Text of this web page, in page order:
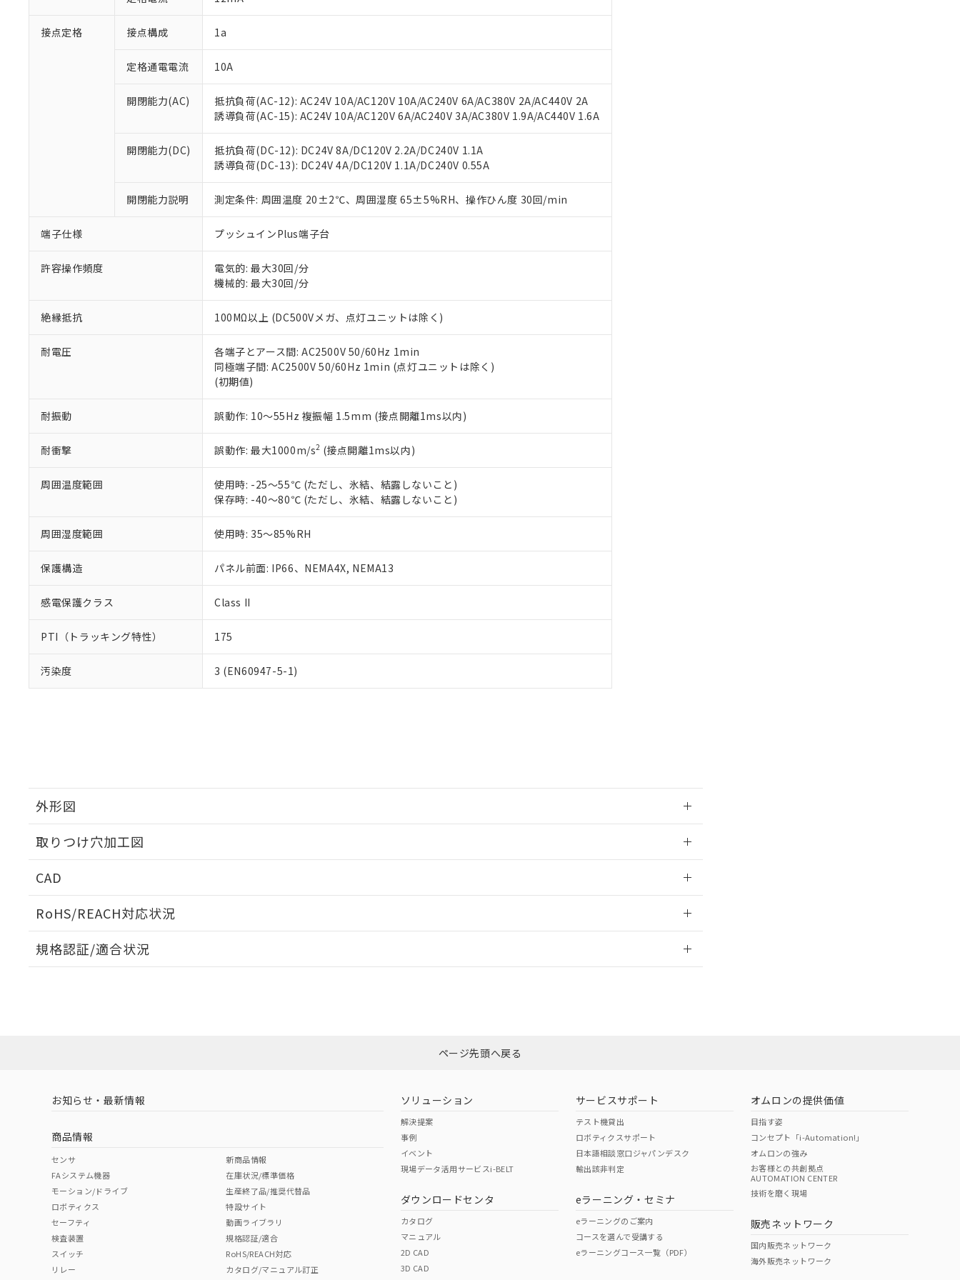
接点定格 接点構成 1a
定格通電電流 10A
開閉能力(AC)
抵抗負荷(AC-12): AC24V 10A/AC120V 10A/AC240V 6A/AC380V 2A/AC440V 2A
誘導負荷(AC-15): AC24V 10A/AC120V 6A/AC240V 3A/AC380V 1.9A/AC440V 1.6A
開閉能力(DC)
抵抗負荷(DC-12): DC24V 8A/DC120V 2.2A/DC240V 1.1A
誘導負荷(DC-13): DC24V 4A/DC120V 1.1A/DC240V 0.55A
開閉能力説明 測定条件: 周囲温度 20±2℃、周囲湿度 65±5%RH、操作ひん度 30回/min
端子仕様 プッシュインPlus端子台
許容操作頻度
電気的: 最大30回/分
機械的: 最大30回/分
絶縁抵抗 100MΩ以上 (DC500Vメガ、点灯ユニットは除く)
耐電圧
各端子とアース間: AC2500V 50/60Hz 1min
同極端子間: AC2500V 50/60Hz 1min (点灯ユニットは除く)
(初期値)
耐振動 誤動作: 10～55Hz 複振幅 1.5mm (接点開離1ms以内)
耐衝撃 誤動作: 最大1000m/s2 (接点開離1ms以内)
周囲温度範囲
使用時: -25～55℃ (ただし、氷結、結露しないこと)
保存時: -40～80℃ (ただし、氷結、結露しないこと)
周囲湿度範囲 使用時: 35～85%RH
保護構造 パネル前面: IP66、NEMA4X, NEMA13
感電保護クラス Class II
PTI（トラッキング特性） 175
汚染度 3 (EN60947-5-1)
外形図
取りつけ穴加工図
CAD
RoHS/REACH対応状況
EU RoHS 注意事項・凡例
ダウンロードはこちら
中国 RoHS 注意事項・凡例
中国 RoHS表
Pb Hg Cr(VI)
O O
規格認証/適合状況
本サービスは、当社制御機器事業取扱商品の当社在庫状況および標準価格(税抜)を提供させていただ
当社制御機器事業取扱商品の中には、本サービスの対象外となる商品もあることをご了承ください。
い。
正式な納期状況および標準価格はお客様のお取引先、またはお客様担当のオムロン制御機器販売店・
当社販売員にご相談ください。
在庫状況および標準価格結果を当社の事前の承諾なく第三者に漏洩または開示しないようお願いしま
す。
マイパーツ機能（部品リスト作成サービス）をご利用いただくには、I-Webメンバーズにご登録され
ている必要があります。
お客様が当ウェブサイト上で当社にご登録された部品リストについて、当社および当社の共同利用者
が、当社の製品・サービスに関するお客様との取引・商談に必要な範囲で利用することをご了承くだ
いる法人を指します。
*EU RoHS指令（10物質）：
フタル酸ビス(2-エチルヘキシル) (DEHP)(別名：DOP) 1000ppm以下、フタル酸ブチルベンジル（BBP） 1000ppm以下、フタル酸ジブチ
ル（DBP） 1000ppm以下、フタル酸ジイソブチル (DIBP) 1000ppm以下
但し、RoHS指令で産業用監視および制御機器に対する適用除外項目は除く。
フタル酸エステル類の４物質については閾値を超える意図的な使用がないことを確認しています。
※2 対応予定月
部品在庫の切り替え状況などにより、予定月が前後することがあります。
※3 非含有証明書ダウンロード
EU RoHS指令（10物質）の非含有証明書
51物質の非含有証明書（当社基準）
※本証明書は発行日時点で非含有を証明するもので、過去に遡って非含有を証明するものではありません。
また、RoHS指令のフタル酸エステル類４物質の対応では、対応完了までの期間は出荷製品に未対応品が
混在することから備考欄に対応日を記載しておりました。
既に当社にて対応品への在庫切替を完了していることから、特段のことがない限り、2022年1月12日よ
り割愛しております。
「×」：最大均質材料含有率が中国RoHSの基準値を超えていることを示します。
Pb(鉛) :1000ppm、 Hg(水銀) : 1000ppm、 Cd(カドミウム) : 100ppm、
DEHP(フタル酸ビス(2-エチルヘキシル)) : 1000ppm
※2 環境保護使用期限
「ｅ」：有害物質（10物質）のすべてが基準値以下であることを示します。
味します。
「－」：未確認です。当社販売部門へお問い合わせください。
当社は、これら貴社製品のうち、外国為替および外国貿易法に定める商品（以下｢規制貨物等」とい
などの必要な手続きをとります。
ます。
当社は貴社製品を、核兵器、ミサイル、化学兵器、生物兵器またはその他武器並びにこれらの製造装
置等に一切使用いたしません。
当社は、貴社製品を第三者に販売する場合は、上記1、2および3の内容を当該第三者に通知します。
たしません。
△ 一定数には満たないが在庫あり
－
在庫なし(最新の在庫状況については、お客様のお取引先、またはお客様担当のオムロン制御
機器販売店・当社販売員にご確認ください)
空
受注生産機種、また在庫状況の情報を公開していない機種
ページ先頭へ戻る
お知らせ・最新情報
商品情報
センサ
FAシステム機器
モーション/ドライブ
ロボティクス
セーフティ
検査装置
スイッチ
リレー
新商品情報
在庫状況/標準価格
生産終了品/推奨代替品
特設サイト
動画ライブラリ
規格認証/適合
RoHS/REACH対応
カタログ/マニュアル訂正
ソリューション
解決提案
事例
イベント
現場データ活用サービスi-BELT
ダウンロードセンタ
カタログ
マニュアル
2D CAD
3D CAD
サービスサポート
テスト機貸出
ロボティクスサポート
日本語相談窓口ジャパンデスク
輸出該非判定
eラーニング・セミナ
eラーニングのご案内
コースを選んで受講する
eラーニングコース一覧（PDF）
オムロンの提供価値
目指す姿
コンセプト「i-Automation!」
オムロンの強み
お客様との共創拠点
AUTOMATION CENTER
技術を磨く現場
販売ネットワーク
国内販売ネットワーク
海外販売ネットワーク